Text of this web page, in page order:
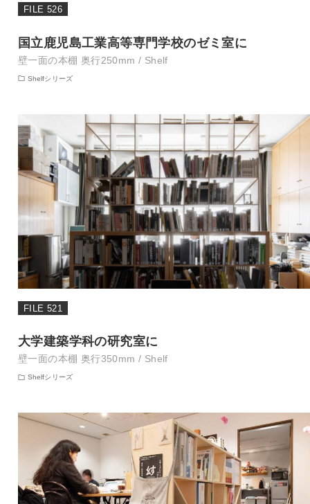
FILE 526
国立鹿児島工業高等専門学校のゼミ室に
壁一面の本棚 奥行250mm / Shelf
Shelfシリーズ
FILE 521
大学建築学科の研究室に
壁一面の本棚 奥行350mm / Shelf
Shelfシリーズ